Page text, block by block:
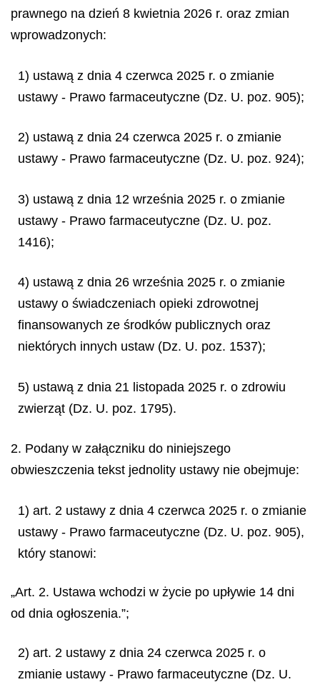
prawnego na dzień 8 kwietnia 2026 r. oraz zmian
wprowadzonych:
1) ustawą z dnia 4 czerwca 2025 r. o zmianie
ustawy - Prawo farmaceutyczne (Dz. U. poz. 905);
2) ustawą z dnia 24 czerwca 2025 r. o zmianie
ustawy - Prawo farmaceutyczne (Dz. U. poz. 924);
3) ustawą z dnia 12 września 2025 r. o zmianie
ustawy - Prawo farmaceutyczne (Dz. U. poz.
1416);
4) ustawą z dnia 26 września 2025 r. o zmianie
ustawy o świadczeniach opieki zdrowotnej
finansowanych ze środków publicznych oraz
niektórych innych ustaw (Dz. U. poz. 1537);
5) ustawą z dnia 21 listopada 2025 r. o zdrowiu
zwierząt (Dz. U. poz. 1795).
2. Podany w załączniku do niniejszego
obwieszczenia tekst jednolity ustawy nie obejmuje:
1) art. 2 ustawy z dnia 4 czerwca 2025 r. o zmianie
ustawy - Prawo farmaceutyczne (Dz. U. poz. 905),
który stanowi:
„Art. 2. Ustawa wchodzi w życie po upływie 14 dni
od dnia ogłoszenia.”;
2) art. 2 ustawy z dnia 24 czerwca 2025 r. o
zmianie ustawy - Prawo farmaceutyczne (Dz. U.